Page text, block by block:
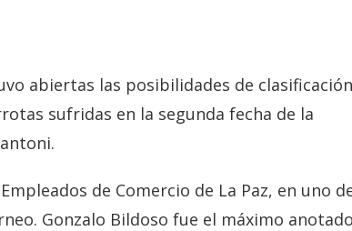
abiertas las posibilidades de clasificación
sufridas en la segunda fecha de la
de Comercio de La Paz, en uno
Gonzalo Bildoso fue el máximo